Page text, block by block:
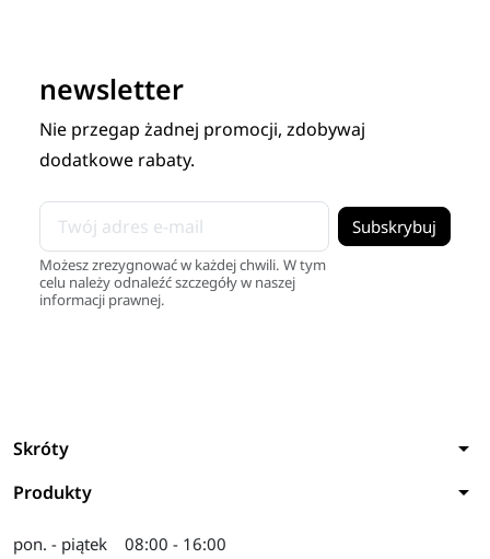
newsletter
Nie przegap żadnej promocji, zdobywaj
dodatkowe rabaty.
Możesz zrezygnować w każdej chwili. W tym
celu należy odnaleźć szczegóły w naszej
informacji prawnej.
Skróty arrow_drop_down
Produkty arrow_drop_down
pon. - piątek
08:00 - 16:00